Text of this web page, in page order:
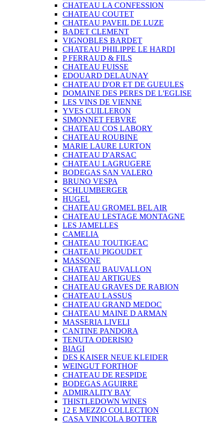
CHATEAU LA CONFESSION
CHATEAU COUTET
CHATEAU PAVEIL DE LUZE
BADET CLEMENT
VIGNOBLES BARDET
CHATEAU PHILIPPE LE HARDI
P FERRAUD & FILS
CHATEAU FUISSE
EDOUARD DELAUNAY
CHATEAU D'OR ET DE GUEULES
DOMAINE DES PERES DE L'EGLISE
LES VINS DE VIENNE
YVES CUILLERON
SIMONNET FEBVRE
CHATEAU COS LABORY
CHATEAU ROUBINE
MARIE LAURE LURTON
CHATEAU D'ARSAC
CHATEAU LAGRUGERE
BODEGAS SAN VALERO
BRUNO VESPA
SCHLUMBERGER
HUGEL
CHATEAU GROMEL BEL AIR
CHATEAU LESTAGE MONTAGNE
LES JAMELLES
CAMELIA
CHATEAU TOUTIGEAC
CHATEAU PIGOUDET
MASSONE
CHATEAU BAUVALLON
CHATEAU ARTIGUES
CHATEAU GRAVES DE RABION
CHATEAU LASSUS
CHATEAU GRAND MEDOC
CHATEAU MAINE D ARMAN
MASSERIA LIVELI
CANTINE PANDORA
TENUTA ODERISIO
BIAGI
DES KAISER NEUE KLEIDER
WEINGUT FORTHOF
CHATEAU DE RESPIDE
BODEGAS AGUIRRE
ADMIRALITY BAY
THISTLEDOWN WINES
12 E MEZZO COLLECTION
CASA VINICOLA BOTTER